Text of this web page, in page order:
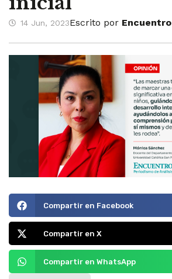
14 Jun, 2023Escrito por Encuentro
Compartir en Facebook
Compartir en X
Compartir en WhatsApp